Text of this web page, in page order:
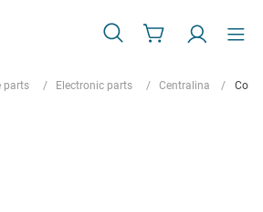
parts Electronic parts Centralina